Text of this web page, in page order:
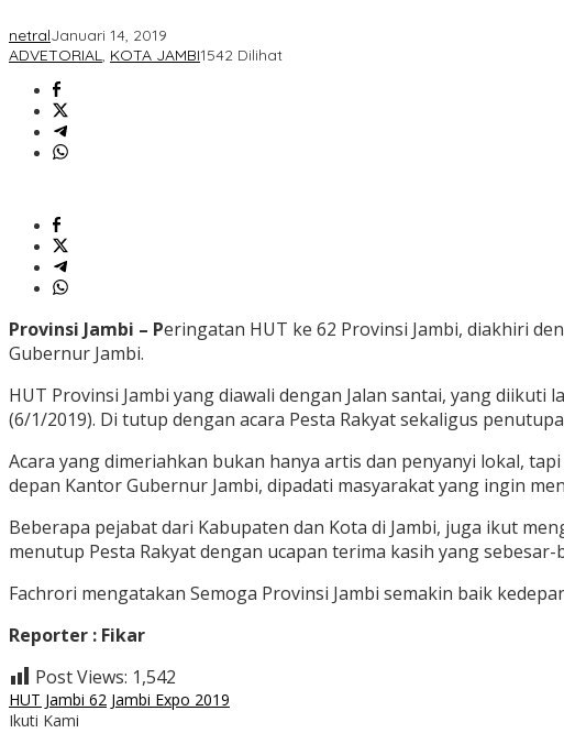
netralJanuari 14, 2019
ADVETORIAL, KOTA JAMBI1542 Dilihat
Provinsi Jambi – Peringatan HUT ke 62 Provinsi Jambi, diakhiri
Gubernur Jambi.
HUT Provinsi Jambi yang diawali dengan Jalan santai, yang
(6/1/2019). Di tutup dengan acara Pesta Rakyat sekaligus
Acara yang dimeriahkan bukan hanya artis dan penyanyi lokal,
depan Kantor Gubernur Jambi, dipadati masyarakat yang ingin
Beberapa pejabat dari Kabupaten dan Kota di Jambi, juga ikut
menutup Pesta Rakyat dengan ucapan terima kasih yang
Fachrori mengatakan Semoga Provinsi Jambi semakin baik
Reporter : Fikar
Post Views: 1,542
HUT Jambi 62 Jambi Expo 2019
Ikuti Kami